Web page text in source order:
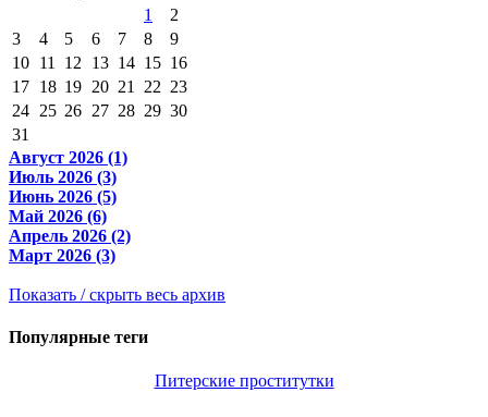
1
2
3
4 5 6 7 8
9
10 11 12 13 14 15 16
17 18 19 20 21 22 23
24 25 26 27 28 29 30
31
Август 2026 (1)
Июль 2026 (3)
Июнь 2026 (5)
Май 2026 (6)
Апрель 2026 (2)
Март 2026 (3)
Показать / скрыть весь архив
Популярные теги
Питерские проститутки